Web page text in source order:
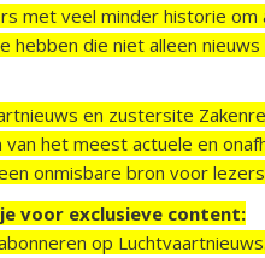
met veel minder historie
hebben die niet alleen
en zustersite
het meest actuele en
onmisbare bron voor
voor exclusieve content:
op